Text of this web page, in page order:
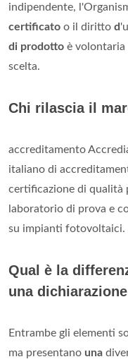
indipendente,
certificato o il diritto d
di prodotto è volontaria
scelta.
Chi rilascia il
accreditamento
italiano di
certificazione di qualità
laboratorio di prova e
su impianti fotovoltaici.
Qual è la
una
Entrambe gli elementi
ma presentano una